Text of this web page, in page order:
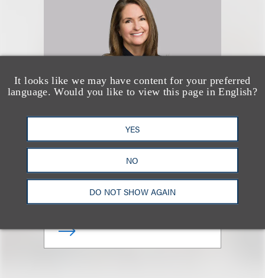
It looks like we may have content for your preferred
language. Would you like to view this page in English?
YES
NO
DO NOT SHOW AGAIN
Cristine M. Sapers
Co-Chair, Private Client
+1.212.407.4262
Email